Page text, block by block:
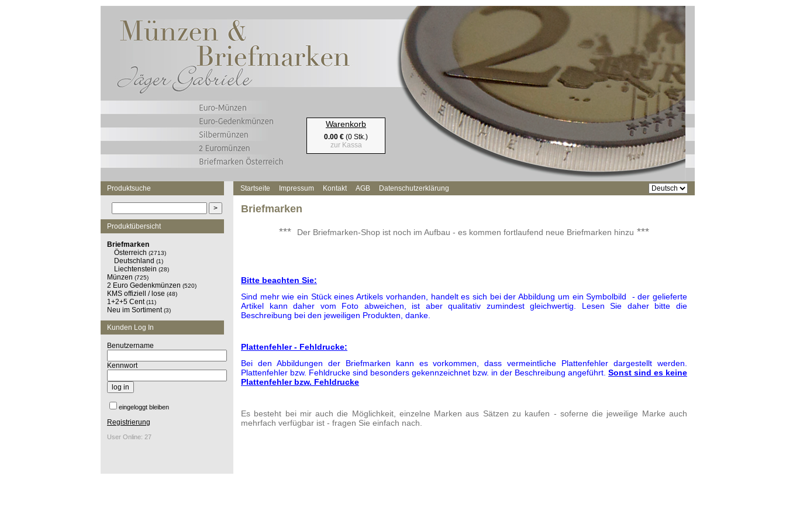
Warenkorb
0.00 € (0 Stk.)
zur Kassa
Produktsuche
Produktübersicht
Briefmarken
Österreich (2713)
Deutschland (1)
Liechtenstein (28)
Münzen (725)
2 Euro Gedenkmünzen (520)
KMS offiziell / lose (48)
1+2+5 Cent (11)
Neu im Sortiment (3)
Kunden Log In
Benutzername
Kennwort
eingeloggt bleiben
Registrierung
User Online: 27
Startseite Impressum Kontakt AGB Datenschutzerklärung
Briefmarken
***
Der Briefmarken-Shop ist noch im Aufbau - es kommen fortlaufend neue Briefmarken hinzu ***
Bitte beachten Sie:
Sind mehr wie ein Stück eines Artikels vorhanden, handelt es sich bei der Abbildung um ein Symbolbild - der gelieferte
Artikel kann daher vom Foto abweichen, ist aber qualitativ zumindest gleichwertig. Lesen Sie daher bitte die
Beschreibung bei den jeweiligen Produkten, danke.
Plattenfehler - Fehldrucke:
Bei den Abbildungen der Briefmarken kann es vorkommen, dass vermeintliche Plattenfehler dargestellt werden.
Plattenfehler bzw. Fehldrucke sind besonders gekennzeichnet bzw. in der Beschreibung angeführt. Sonst sind es keine
Plattenfehler bzw. Fehldrucke
Es besteht bei mir auch die Möglichkeit, einzelne Marken aus Sätzen zu kaufen - soferne die jeweilige Marke auch
mehrfach verfügbar ist - fragen Sie einfach nach.